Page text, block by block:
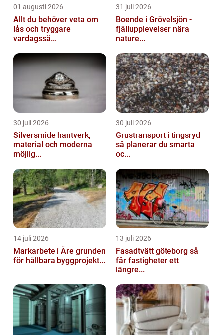
01 augusti 2026
Allt du behöver veta om
lås och tryggare
vardagssä...
31 juli 2026
Boende i Grövelsjön -
fjällupplevelser nära
nature...
30 juli 2026
Silversmide hantverk,
material och moderna
möjlig...
30 juli 2026
Grustransport i tingsryd
så planerar du smarta
oc...
14 juli 2026
Markarbete i Åre grunden
för hållbara byggprojekt...
13 juli 2026
Fasadtvätt göteborg så
får fastigheter ett
längre...